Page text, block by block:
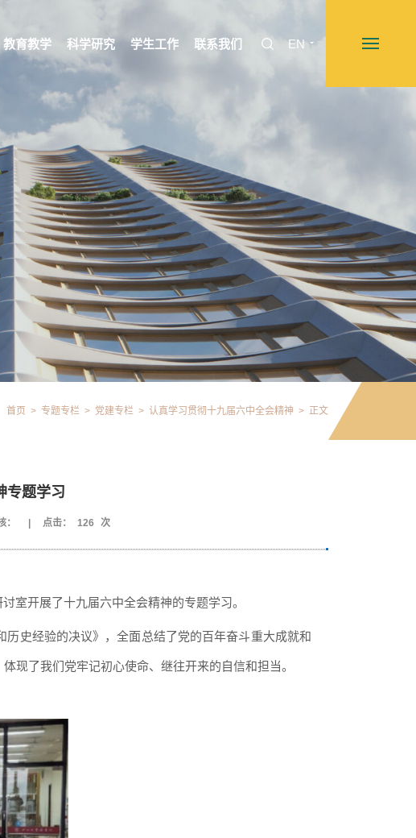
教育教学 科学研究 学生工作 联系我们 EN
首页 > 专题专栏 > 党建专栏 > 认真学习贯彻十九届六中全会精神 > 正文
专题学习
： 点击： 126 次
讨室开展了十九届六中全会精神的专题学习。
史经验的决议》，全面总结了党的百年奋斗重大成就和
现了我们党牢记初心使命、继往开来的自信和担当。